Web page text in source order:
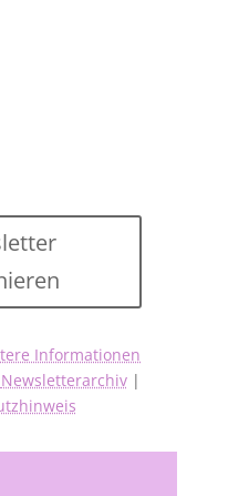
Informationen
Newsletterarchiv|